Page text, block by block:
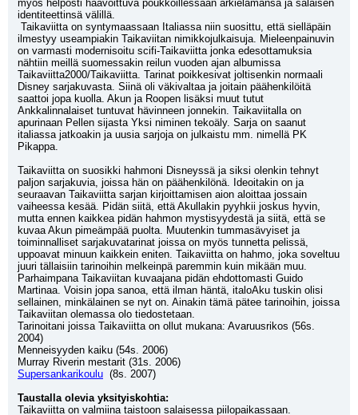
myös helposti haavoittuva poukkoillessaan arkielämänsä ja salaisen
identiteettinsä välillä.
ilmestyy useampiakin Taikaviitan nimikkojulkaisuja. Mieleenpainuvin
on varmasti modernisoitu scifi-Taikaviitta jonka edesottamuksia
nähtiin meillä suomessakin reilun vuoden ajan albumissa
Taikaviitta2000/Taikaviitta. Tarinat poikkesivat joltisenkin normaali
Disney sarjakuvasta. Siinä oli väkivaltaa ja joitain päähenkilöitä
saattoi jopa kuolla. Akun ja Roopen lisäksi muut tutut
Ankkalinnalaiset tuntuvat hävinneen jonnekin. Taikaviitalla on
apurinaan Pellen sijasta Yksi niminen tekoäly. Sarja on saanut
italiassa jatkoakin ja uusia sarjoja on julkaistu mm. nimellä PK
Pikappa.
Taikaviitta on suosikki hahmoni Disneyssä ja siksi olenkin tehnyt
paljon sarjakuvia, joissa hän on päähenkilönä. Ideoitakin on ja
seuraavan Taikaviitta sarjan kirjoittamisen aion aloittaa jossain
vaiheessa kesää. Pidän siitä, että Akullakin pyyhkii joskus hyvin,
mutta ennen kaikkea pidän hahmon mystisyydestä ja siitä, että se
kuvaa Akun pimeämpää puolta. Muutenkin tummasävyiset ja
toiminnalliset sarjakuvatarinat joissa on myös tunnetta pelissä,
uppoavat minuun kaikkein eniten. Taikaviitta on hahmo, joka soveltuu
juuri tällaisiin tarinoihin melkeinpä paremmin kuin mikään muu.
Parhaimpana Taikaviitan kuvaajana pidän ehdottomasti Guido
Martinaa. Voisin jopa sanoa, että ilman häntä, italoAku tuskin olisi
sellainen, minkälainen se nyt on. Ainakin tämä pätee tarinoihin, joissa
Taikaviitan olemassa olo tiedostetaan.
Tarinoitani joissa Taikaviitta on ollut mukana: Avaruusrikos (56s.
2004)
Menneisyyden kaiku (54s. 2006)
Murray Riverin mestarit (31s. 2006)
Supersankarikoulu (8s. 2007)
Taustalla olevia yksityiskohtia:
Taikaviitta on valmiina taistoon salaisessa piilopaikassaan.